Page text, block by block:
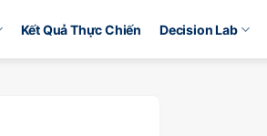
Kết Quả Thực Chiến Decision Lab